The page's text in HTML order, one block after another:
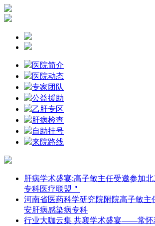
医院简介
医院动态
专家团队
公益援助
乙肝专区
肝病检查
自助挂号
来院路线
肝病学术盛宴:高子敏主任受邀参加
专科医疗联盟＂
河南省医药科学研究院附院高子敏主
安肝病感染病专科
行业大咖云集 共襄学术盛宴——常怀